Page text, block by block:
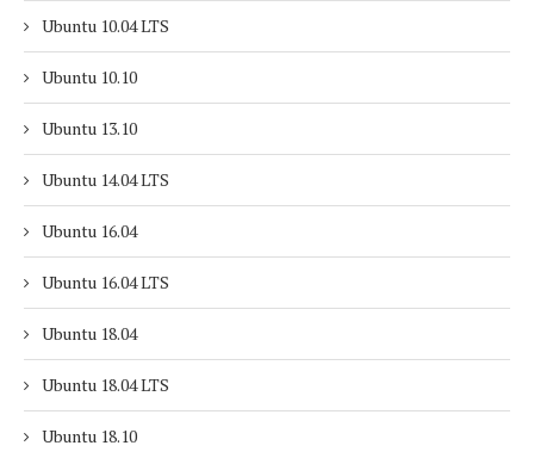
Ubuntu 10.04 LTS
Ubuntu 10.10
Ubuntu 13.10
Ubuntu 14.04 LTS
Ubuntu 16.04
Ubuntu 16.04 LTS
Ubuntu 18.04
Ubuntu 18.04 LTS
Ubuntu 18.10